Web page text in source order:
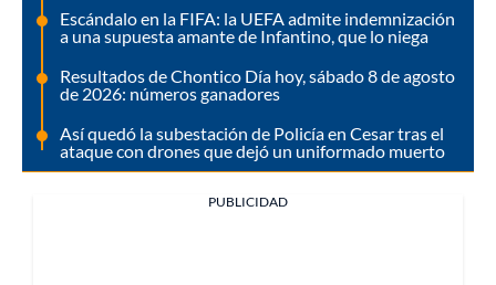
Escándalo en la FIFA: la UEFA admite indemnización
a una supuesta amante de Infantino, que lo niega
Resultados de Chontico Día hoy, sábado 8 de agosto
de 2026: números ganadores
Así quedó la subestación de Policía en Cesar tras el
ataque con drones que dejó un uniformado muerto
PUBLICIDAD